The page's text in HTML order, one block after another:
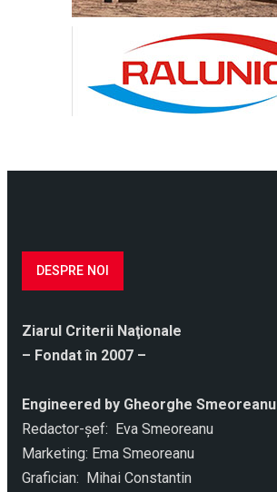
DESPRE NOI
Ziarul Criterii Naţionale
– Fondat în 2007 –
Engineered by Gheorghe Smeoreanu
Redactor-şef: Eva Smeoreanu
Marketing: Ema Smeoreanu
Grafician: Mihai Constantin